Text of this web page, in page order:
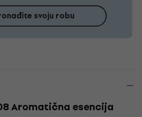
svoju robu
Aromatična esencija